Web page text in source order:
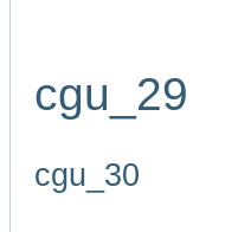
cgu_29
cgu_30